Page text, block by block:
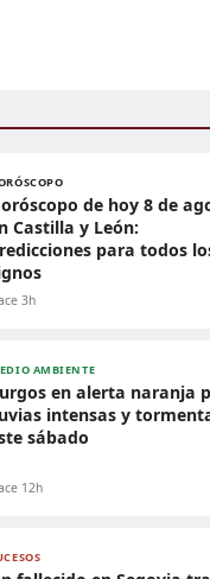
de hoy 8 de
Castilla y León:
para todos
3h
AMBIENTE
en alerta naranja
intensas y
sábado
12h